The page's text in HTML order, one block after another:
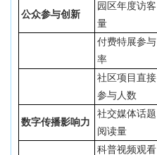
公众参与创新
园区年度访客
量
付费特展参与
率
社区项目直接
参与人数
数字传播影响力
社交媒体话题
阅读量
科普视频观看